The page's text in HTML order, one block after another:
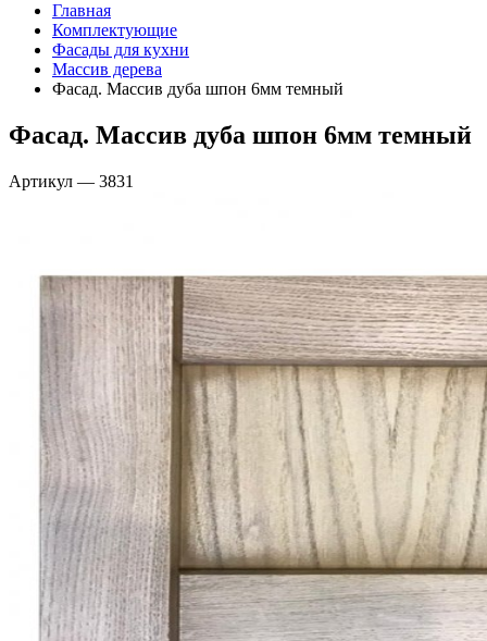
Главная
Комплектующие
Фасады для кухни
Массив дерева
Фасад. Массив дуба шпон 6мм темный
Фасад. Массив дуба шпон 6мм темный
Артикул — 3831